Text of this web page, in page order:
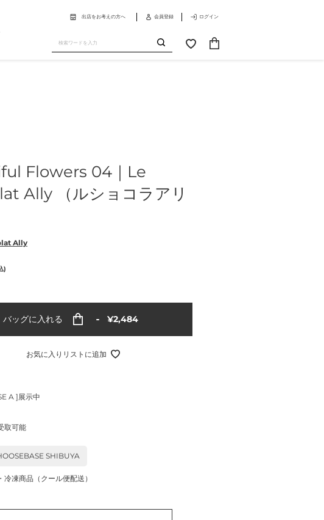
出店をお考えの方へ 会員登録 ログイン
送
お
Flowers 04｜Le
Ally （ルショコラアリ
Ally
)
バッグに入れる 通
価
¥2,484
お気に入りリストに追加
A ]展示中
取可能
SHIBUYA
冷凍商品（クール便配送）